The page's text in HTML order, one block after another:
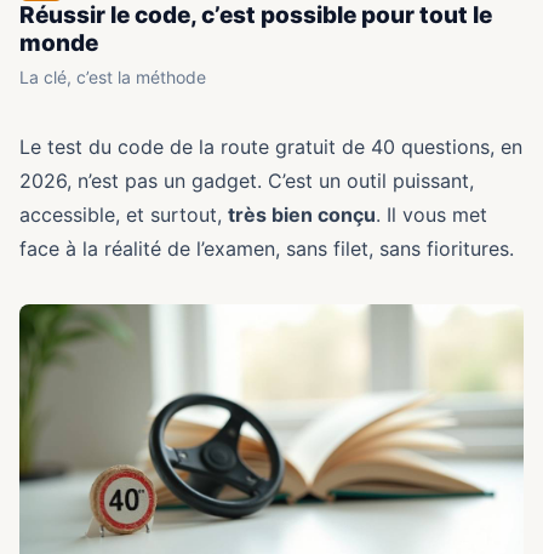
Réussir le code, c’est possible pour tout le
monde
La clé, c’est la méthode
Le test du code de la route gratuit de 40 questions, en
2026, n’est pas un gadget. C’est un outil puissant,
accessible, et surtout, très bien conçu. Il vous met
face à la réalité de l’examen, sans filet, sans fioritures.